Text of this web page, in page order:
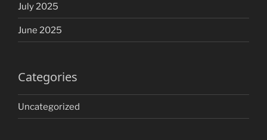
July 2025
June 2025
Categories
Uncategorized